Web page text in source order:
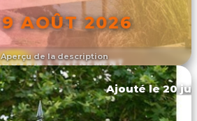
Aperçu de la description
AOÛT 2026
L'ÉVÉNEMENT
Ajouté le 20